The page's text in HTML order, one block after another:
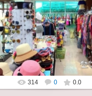
01.08.2022
на остров Самет из
в отеле "Sea Breeze" на
Пхай - фотография 128
Запове...
Thai-Online
314 0 0.0